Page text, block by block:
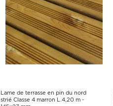
Lame de terrasse en pin du nord
strié Classe 4 marron L.4,20 m -